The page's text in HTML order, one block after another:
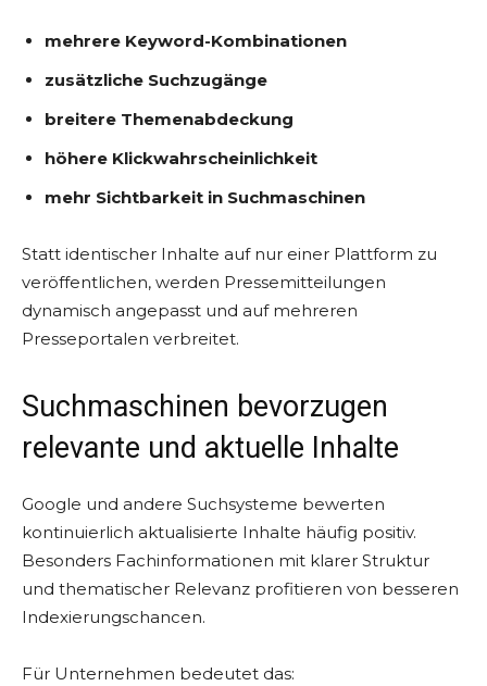
mehrere Keyword-Kombinationen
zusätzliche Suchzugänge
breitere Themenabdeckung
höhere Klickwahrscheinlichkeit
mehr Sichtbarkeit in Suchmaschinen
Statt identischer Inhalte auf nur einer Plattform zu
veröffentlichen, werden Pressemitteilungen
dynamisch angepasst und auf mehreren
Presseportalen verbreitet.
Suchmaschinen bevorzugen
relevante und aktuelle Inhalte
Google und andere Suchsysteme bewerten
kontinuierlich aktualisierte Inhalte häufig positiv.
Besonders Fachinformationen mit klarer Struktur
und thematischer Relevanz profitieren von besseren
Indexierungschancen.
Für Unternehmen bedeutet das: